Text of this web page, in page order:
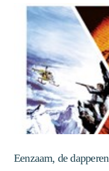
Eenzaam, de dapperen